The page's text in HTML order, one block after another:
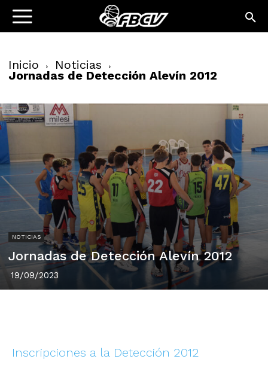
Inicio Noticias
Jornadas de Detección Alevín 2012
NOTICIAS
Jornadas de Detección Alevín 2012
19/09/2023
Inscripciones a la Detección 2012